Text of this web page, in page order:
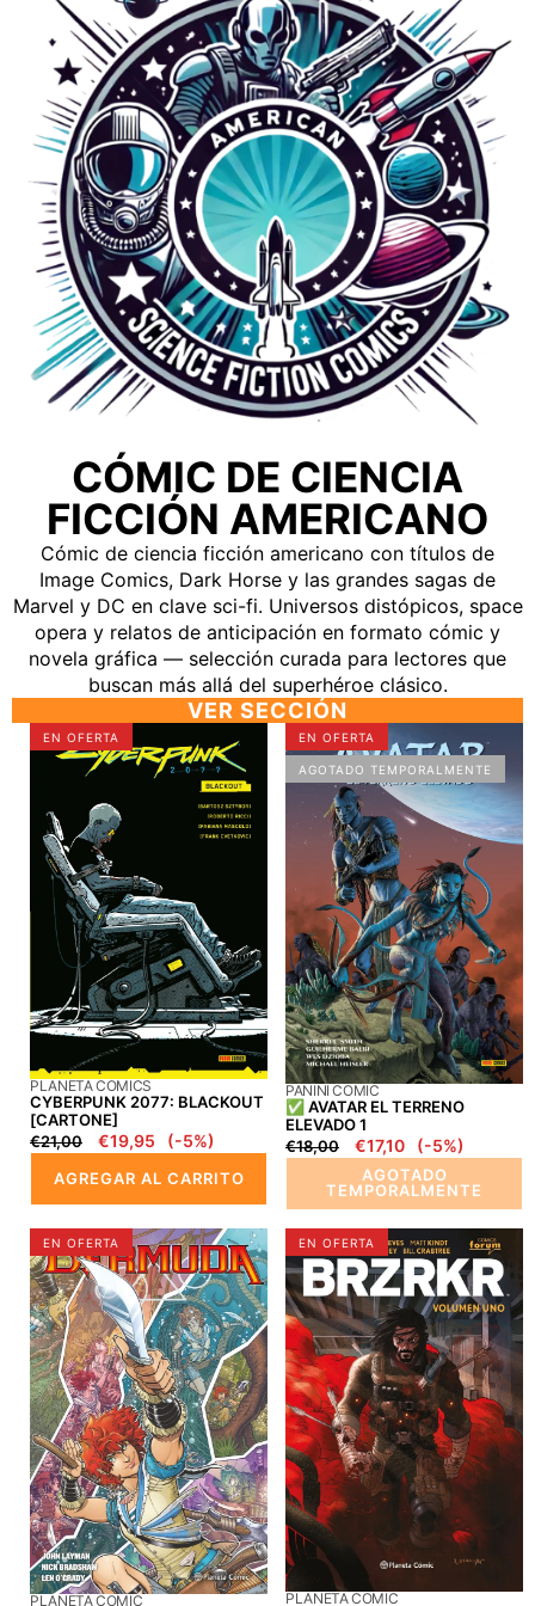
CÓMIC DE CIENCIA
FICCIÓN AMERICANO
Cómic de ciencia ficción americano con títulos de
Image Comics, Dark Horse y las grandes sagas de
Marvel y DC en clave sci-fi. Universos distópicos, space
opera y relatos de anticipación en formato cómic y
novela gráfica — selección curada para lectores que
buscan más allá del superhéroe clásico.
VER SECCIÓN
CYBERPUNK
2077:
[CARTONE]
EN OFERTA
PROVEEDOR:
PLANETA COMICS
CYBERPUNK 2077: BLACKOUT
[CARTONE]
Precio
€21,00
Precio
oferta
€19,95 (-5%)
AGREGAR AL CARRITO
✅
AVATAR
EL
TERRENO
ELEVADO
EN OFERTA
AGOTADO TEMPORALMENTE
PROVEEDOR:
PANINI COMIC
✅ AVATAR EL TERRENO
ELEVADO 1
Precio
€18,00
Precio
en
oferta
€17,10 (-5%)
AGOTADO
TEMPORALMENTE
✅BERMUDA
Comic
EN OFERTA
PROVEEDOR:
PLANETA COMIC
✅
BRZRKR
TOMO
1
EN OFERTA
PROVEEDOR:
PLANETA COMIC